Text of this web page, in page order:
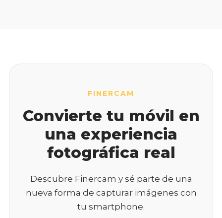
FINERCAM
Convierte tu móvil en
una experiencia
fotográfica real
Descubre Finercam y sé parte de una
nueva forma de capturar imágenes con
tu smartphone.